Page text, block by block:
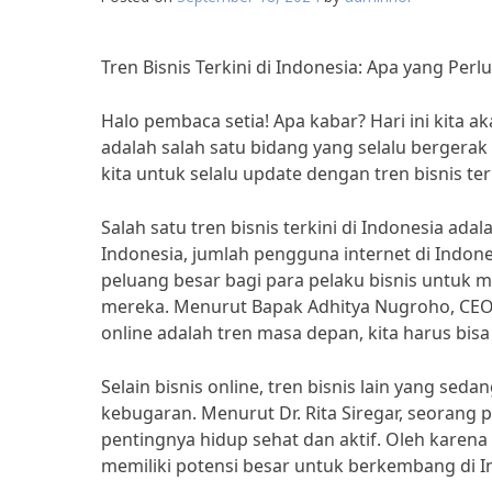
Tren Bisnis Terkini di Indonesia: Apa yang
Halo pembaca setia! Apa kabar? Hari ini kita
adalah salah satu bidang yang selalu
kita untuk selalu update dengan tren bisnis
Salah satu tren bisnis terkini di Indonesia
Indonesia, jumlah pengguna internet di
peluang besar bagi para pelaku bisnis untuk
mereka. Menurut Bapak Adhitya Nugroho,
online adalah tren masa depan, kita harus
Selain bisnis online, tren bisnis lain yang
kebugaran. Menurut Dr. Rita Siregar, seorang
pentingnya hidup sehat dan aktif. Oleh
memiliki potensi besar untuk berkembang di